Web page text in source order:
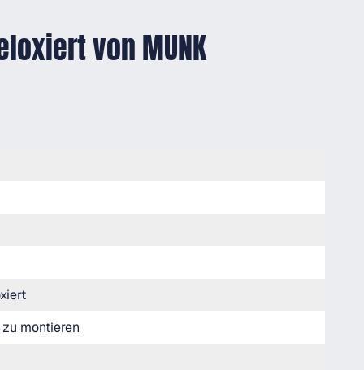
von MUNK
montieren